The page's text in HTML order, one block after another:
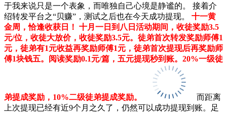
于我来说只是一个表象，而唯独自己心境是静谧的。 接着介
绍转发平台之“贝赚”，测试之后也在今天成功提现。 十一黄
金周，恰逢收获日！ 十月一日到八日活动期间，收徒奖励3.5
元/位，收徒大放价，收徒奖励3.5元。徒弟首次转发奖励师傅1
元，徒弟有1元收益再奖励师傅1元，徒弟首次提现后再奖励师
傅1块钱五。阅读奖励0.1元/篇，五元提现秒到账。20%一级徒
弟提成奖励，10%二级徒弟提成奖励。
而距离
上次提现已经有近9个月之久了，仍然可以成功提现到账。足